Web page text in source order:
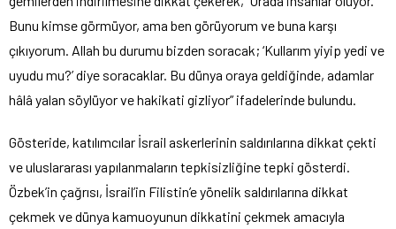
Bunu kimse görmüyor, ama ben görüyorum ve buna karşı
çıkıyorum. Allah bu durumu bizden soracak; ‘Kullarım yiyip yedi ve
uyudu mu?’ diye soracaklar. Bu dünya oraya geldiğinde, adamlar
hâlâ yalan söylüyor ve hakikati gizliyor” ifadelerinde bulundu.
Gösteride, katılımcılar İsrail askerlerinin saldırılarına dikkat çekti
ve uluslararası yapılanmaların tepkisizliğine tepki gösterdi.
Özbek’in çağrısı, İsrail’in Filistin’e yönelik saldırılarına dikkat
çekmek ve dünya kamuoyunun dikkatini çekmek amacıyla